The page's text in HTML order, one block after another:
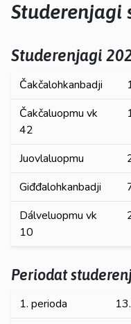
ja
Studerenjagi
Studerenjagi
Čakčalohkanbadji
Čakčaluopmu vk
42
Juovlaluopmu
Giđđalohkanbadji
Dálveluopmu vk
10
Periodat
1. perioda